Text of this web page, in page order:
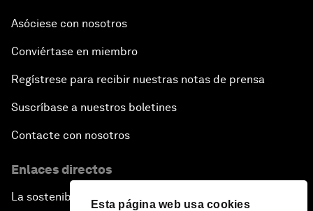
Esta página web usa cookies
Asóciese con nosotros
Conviértase en miembro
Regístrese para recibir nuestras notas de prensa
Suscríbase a nuestros boletines
Contacte con nosotros
Enlaces directos
La sostenibilidad en el Foro